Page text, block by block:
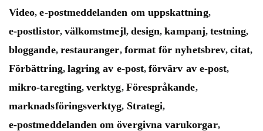
Video,e-postmeddelanden om uppskattning,
e-postlistor, välkomstmejl, design,kampanj, testning,
bloggande, restauranger, format för nyhetsbrev,citat,
Förbättring, lagring av e-post,förvärv av e-post,
mikro-taregting,verktyg, Förespråkande,
marknadsföringsverktyg, Strategi,
e-postmeddelanden om övergivna varukorgar,